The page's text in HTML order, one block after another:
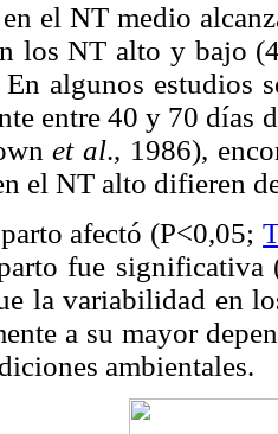
el NT medio
los NT alto y bajo
algunos estudios
entre 40 y 70 días
et al., 1986),
el NT alto difieren
afectó (P<0,05;
fue
la variabilidad en
a su mayor
ambientales.